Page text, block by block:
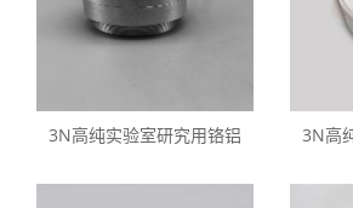
3N高纯实验室研究用铬铝 3N高